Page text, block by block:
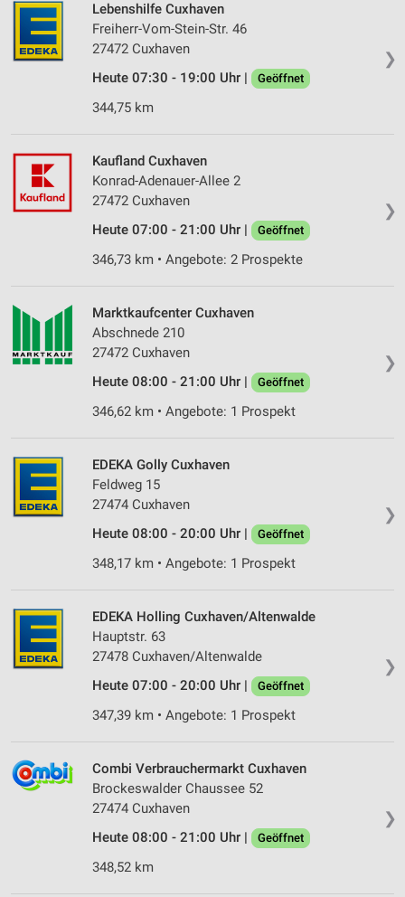
❯
Lebenshilfe Cuxhaven
Freiherr-Vom-Stein-Str. 46
27472 Cuxhaven
Heute 07:30 - 19:00 Uhr |
Geöffnet
344,75 km
❯
Kaufland Cuxhaven
Konrad-Adenauer-Allee 2
27472 Cuxhaven
Heute 07:00 - 21:00 Uhr |
Geöffnet
346,73 km • Angebote: 2 Prospekte
❯
Marktkaufcenter Cuxhaven
Abschnede 210
27472 Cuxhaven
Heute 08:00 - 21:00 Uhr |
Geöffnet
346,62 km • Angebote: 1 Prospekt
❯
EDEKA Golly Cuxhaven
Feldweg 15
27474 Cuxhaven
Heute 08:00 - 20:00 Uhr |
Geöffnet
348,17 km • Angebote: 1 Prospekt
❯
EDEKA Holling Cuxhaven/Altenwalde
Hauptstr. 63
27478 Cuxhaven/Altenwalde
Heute 07:00 - 20:00 Uhr |
Geöffnet
347,39 km • Angebote: 1 Prospekt
❯
Combi Verbrauchermarkt Cuxhaven
Brockeswalder Chaussee 52
27474 Cuxhaven
Heute 08:00 - 21:00 Uhr |
Geöffnet
348,52 km